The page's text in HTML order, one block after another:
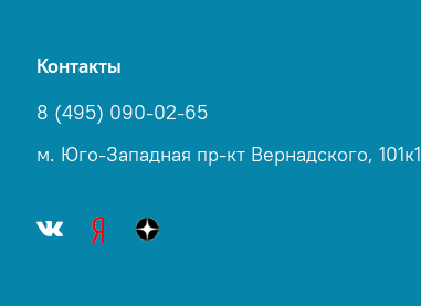
Контакты
8 (495) 090-02-65
м. Юго-Западная пр-кт Вернадского, 101к1